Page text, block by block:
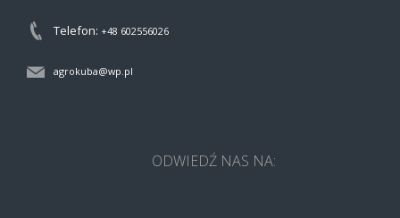
Telefon: +48 602556026
agrokuba@wp.pl
ODWIEDŹ NAS NA: